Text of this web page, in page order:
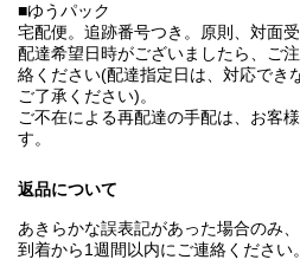
■ゆうパック
宅配便。追跡番号つき。原則、対面
配達希望日時がございましたら、ご
絡ください(配達指定日は、対応でき
ご了承ください)。
ご不在による再配達の手配は、お客
す。
返品について
あきらかな誤表記があった場合のみ
到着から1週間以内にご連絡ください。